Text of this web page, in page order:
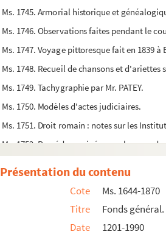
Ms. 1745. Armorial historique et
Ms. 1746. Observations faites pendant le
Ms. 1747. Voyage pittoresque fait en 1839
Ms. 1748. Recueil de chansons et
Ms. 1749. Tachygraphie par Mr. PATEY.
Ms. 1750. Modèles d'actes judiciaires.
Ms. 1751. Droit romain : notes sur les
Ms. 1752. Procédure exigée pour le second
Présentation du contenu
Cote
Ms. 1644-1870
Titre
Fonds général.
Date
1201-1990